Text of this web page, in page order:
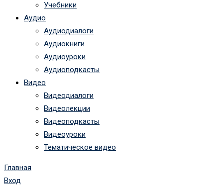
Учебники
Аудио
Аудиодиалоги
Аудиокниги
Аудиоуроки
Аудиоподкасты
Видео
Видеодиалоги
Видеолекции
Видеоподкасты
Видеоуроки
Тематическое видео
Главная
Вход